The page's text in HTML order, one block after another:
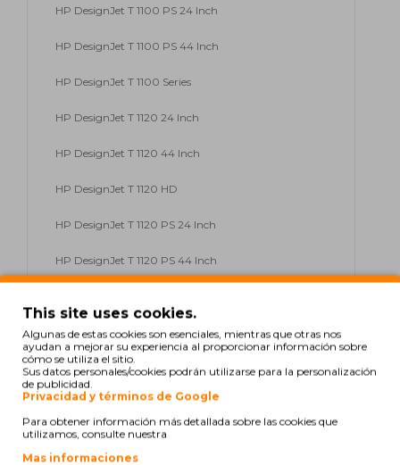
HP DesignJet T 1100 PS 24 Inch
HP DesignJet T 1100 PS 44 Inch
HP DesignJet T 1100 Series
HP DesignJet T 1120 24 Inch
HP DesignJet T 1120 44 Inch
HP DesignJet T 1120 HD
HP DesignJet T 1120 PS 24 Inch
HP DesignJet T 1120 PS 44 Inch
HP DesignJet T 1200
HP DesignJet T 1200 HD
HP DesignJet T 1200 PS
HP DesignJet T 1300
This site uses cookies.
Algunas de estas cookies son esenciales, mientras que otras nos
ayudan a mejorar su experiencia al proporcionar información sobre
cómo se utiliza el sitio.
Sus datos personales/cookies podrán utilizarse para la personalización
de publicidad.
Privacidad y términos de Google
Para obtener información más detallada sobre las cookies que
utilizamos, consulte nuestra
Mas informaciones